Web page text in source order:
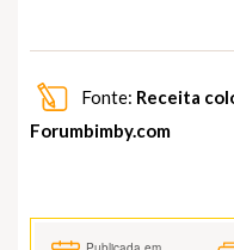
Fonte: Receita
Forumbimby.com